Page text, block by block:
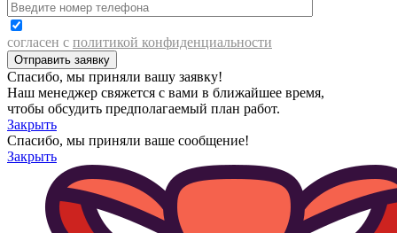
согласен с политикой конфиденциальности
Спасибо, мы приняли вашу заявку!
Наш менеджер свяжется с вами в ближайшее время,
чтобы обсудить предполагаемый план работ.
Закрыть
Спасибо, мы приняли ваше сообщение!
Закрыть